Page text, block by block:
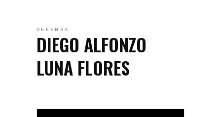
DEFENSA
DIEGO ALFONZO
LUNA FLORES